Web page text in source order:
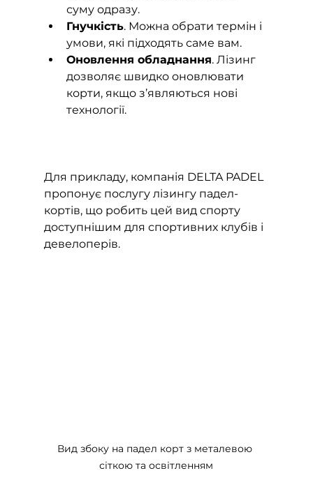
суму одразу.
Гнучкість. Можна обрати термін і
умови, які підходять саме вам.
Оновлення обладнання. Лізинг
дозволяє швидко оновлювати
корти, якщо з’являються нові
технології.
Для прикладу, компанія DELTA PADEL
пропонує послугу лізингу падел-
кортів, що робить цей вид спорту
доступнішим для спортивних клубів і
девелоперів.
Вид збоку на падел корт з металевою
сіткою та освітленням